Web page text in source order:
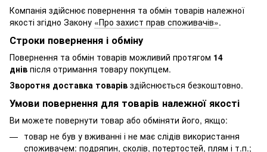
Компанія здійснює повернення та обмін товарів належної
якості згідно Закону «Про захист прав споживачів».
Строки повернення і обміну
Повернення та обмін товарів можливий протягом 14
днів після отримання товару покупцем.
Зворотня доставка товарів здійснюється безкоштовно.
Умови повернення для товарів належної якості
Ви можете повернути товар або обміняти його, якщо:
товар не був у вживанні і не має слідів використання
споживачем: подряпин, сколів, потертостей, плям і т.п.;